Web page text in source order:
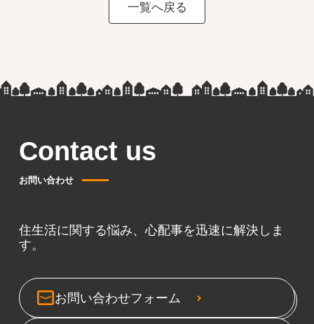
一覧へ戻る
Contact us
お問い合わせ
住生活に関する悩み、心配事を迅速に解決しま
す。
お問い合わせフォーム